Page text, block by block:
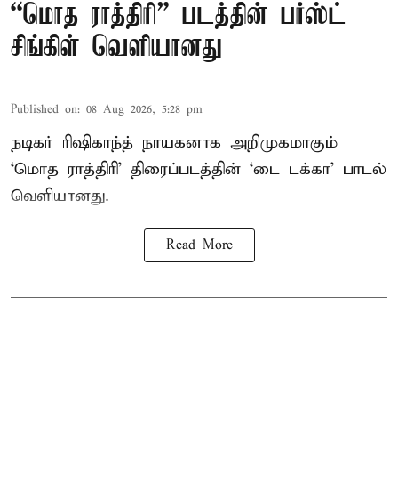
“மொத ராத்திரி” படத்தின் பர்ஸ்ட்
சிங்கிள் வெளியானது
Published on: 08 Aug 2026, 5:28 pm
நடிகர் ரிஷிகாந்த் நாயகனாக அறிமுகமாகும்
‘மொத ராத்திரி’ திரைப்படத்தின் ‘டை டக்கா’ பாடல்
வெளியானது.
Read More